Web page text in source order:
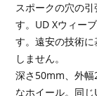
スポークの穴の
す。UD Xウィー
す。遠安の技術
しません。
深さ50mm、外
なホイール。同